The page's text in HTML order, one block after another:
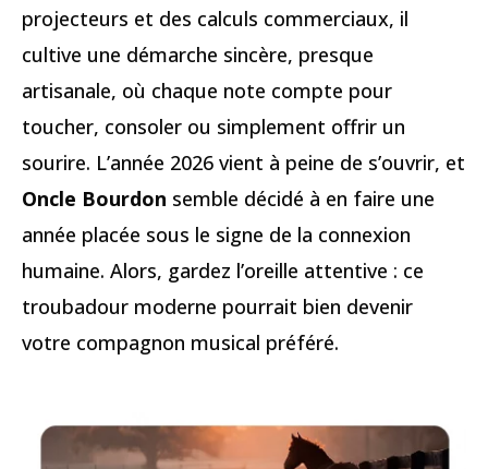
projecteurs et des calculs commerciaux, il
cultive une démarche sincère, presque
artisanale, où chaque note compte pour
toucher, consoler ou simplement offrir un
sourire. L’année 2026 vient à peine de s’ouvrir, et
Oncle Bourdon semble décidé à en faire une
année placée sous le signe de la connexion
humaine. Alors, gardez l’oreille attentive : ce
troubadour moderne pourrait bien devenir
votre compagnon musical préféré.